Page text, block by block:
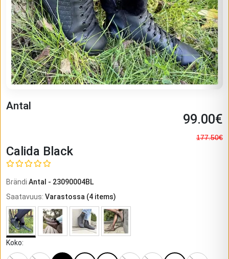
Antal
99.00€
177.50€
Calida Black
Brändi Antal - 23090004BL
Saatavuus: Varastossa (4 items)
Koko: